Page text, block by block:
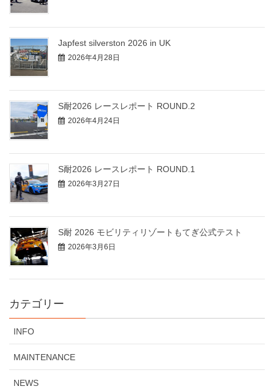
Japfest silverston 2026 in UK
2026年4月28日
S耐2026 レースレポート ROUND.2
2026年4月24日
S耐2026 レースレポート ROUND.1
2026年3月27日
S耐 2026 モビリティリゾートもてぎ公式テスト
2026年3月6日
カテゴリー
INFO
MAINTENANCE
NEWS